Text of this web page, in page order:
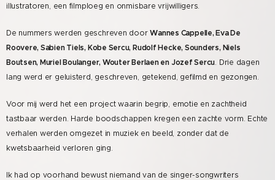
illustratoren, een filmploeg en onmisbare vrijwilligers.
De nummers werden geschreven doorWannes Cappelle, Eva De
Roovere, Sabien Tiels, Kobe Sercu, Rudolf Hecke, Sounders, Niels
Boutsen, Muriel Boulanger, Wouter Berlaen en Jozef Sercu . Drie dagen
lang werd er geluisterd, geschreven, getekend, gefilmd en gezongen.
Voor mij werd het een project waarin begrip, emotie en zachtheid
tastbaar werden. Harde boodschappen kregen een zachte vorm. Echte
verhalen werden omgezet in muziek en beeld, zonder dat de
kwetsbaarheid verloren ging.
Ik had op voorhand bewust niemand van de singer-songwriters